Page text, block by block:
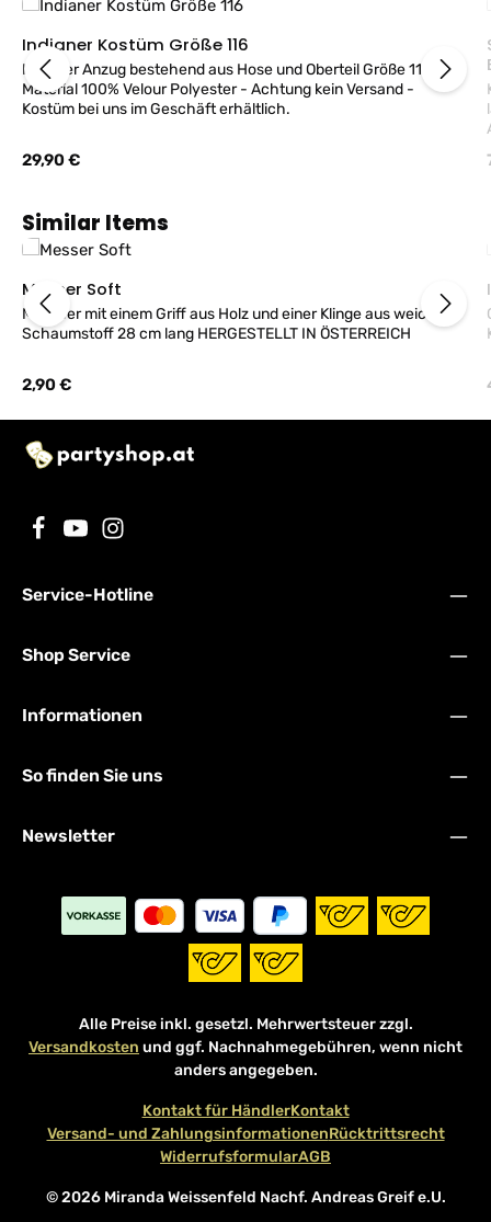
Indianer Kostüm Größe 116
Indianer Anzug bestehend aus Hose und Oberteil Größe 116
Material 100% Velour Polyester - Achtung kein Versand -
Kostüm bei uns im Geschäft erhältlich.
Regulärer Preis:
29,90 €
Produktgalerie überspringen
Similar Items
Messer Soft
Messeer mit einem Griff aus Holz und einer Klinge aus weichem
Schaumstoff 28 cm lang HERGESTELLT IN ÖSTERREICH
Regulärer Preis:
2,90 €
Service-Hotline
Shop Service
Informationen
So finden Sie uns
Newsletter
Alle Preise inkl. gesetzl. Mehrwertsteuer zzgl.
Versandkosten und ggf. Nachnahmegebühren, wenn nicht
anders angegeben.
© 2026 Miranda Weissenfeld Nachf. Andreas Greif e.U.
Kontakt für HändlerKontakt
Versand- und ZahlungsinformationenRücktrittsrecht
WiderrufsformularAGB